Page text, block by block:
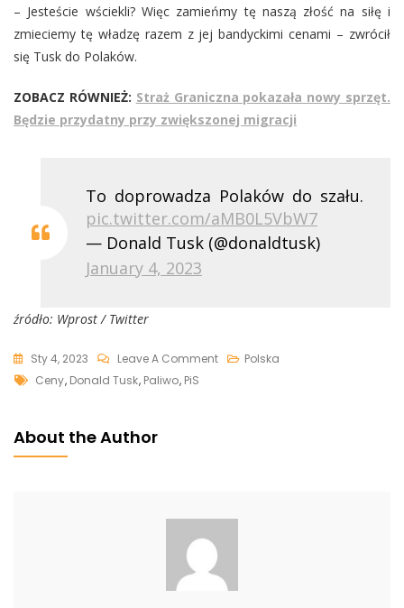
– Jesteście wściekli? Więc zamieńmy tę naszą złość na siłę i
zmieciemy tę władzę razem z jej bandyckimi cenami – zwrócił
się Tusk do Polaków.
ZOBACZ RÓWNIEŻ: Straż Graniczna pokazała nowy sprzęt.
Będzie przydatny przy zwiększonej migracji
To doprowadza Polaków do szału.
pic.twitter.com/aMB0L5VbW7
— Donald Tusk (@donaldtusk)
January 4, 2023
źródło: Wprost / Twitter
Sty 4, 2023 Leave A CommentOn
Polska
Tags
Ceny, Donald Tusk, Paliwo, PiS
About the Author